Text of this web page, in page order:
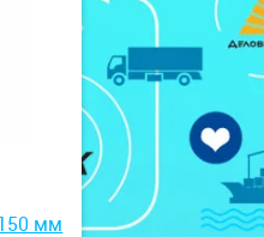
мм